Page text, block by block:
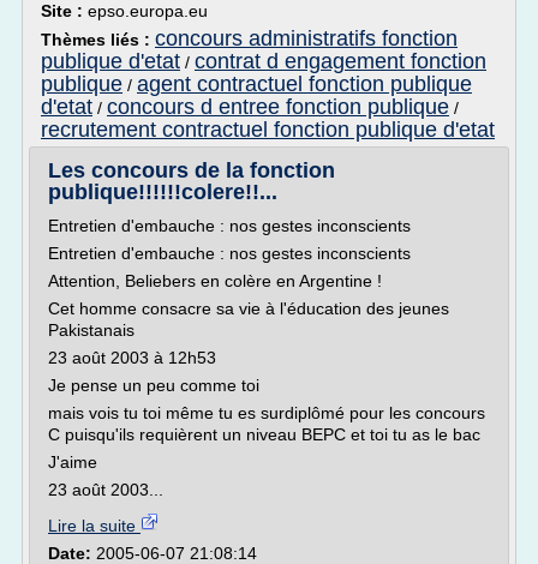
Site : epso.europa.eu
Thèmes liés : concours administratifs fonction
publique d'etat / contrat d engagement fonction
publique / agent contractuel fonction publique
d'etat / concours d entree fonction publique /
recrutement contractuel fonction publique d'etat
Les concours de la fonction
publique!!!!!!colere!!...
Entretien d'embauche : nos gestes inconscients
Entretien d'embauche : nos gestes inconscients
Attention, Beliebers en colère en Argentine !
Cet homme consacre sa vie à l'éducation des jeunes
Pakistanais
23 août 2003 à 12h53
Je pense un peu comme toi
mais vois tu toi même tu es surdiplômé pour les concours
C puisqu'ils requièrent un niveau BEPC et toi tu as le bac
J'aime
23 août 2003...
Lire la suite
Date: 2005-06-07 21:08:14